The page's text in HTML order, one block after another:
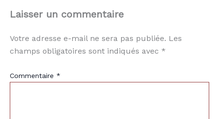
Laisser un commentaire
Votre adresse e-mail ne sera pas publiée. Les
champs obligatoires sont indiqués avec *
Commentaire *